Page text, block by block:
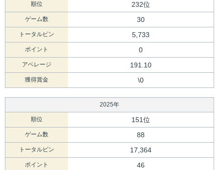
順位 232位
ゲーム数 30
トータルピン 5,733
ポイント 0
アベレージ 191.10
獲得賞金 \0
2025年
順位 151位
ゲーム数 88
トータルピン 17,364
ポイント 46